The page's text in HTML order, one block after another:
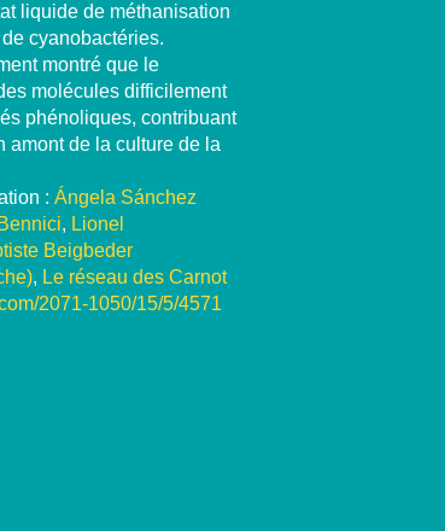
liquide de méthanisation
cyanobactéries.
montré que le
molécules difficilement
phénoliques, contribuant
amont de la culture de la
:Ángela Sánchez
, Lionel
Beigbeder
, Le réseau des Carnot
2071-1050/15/5/4571